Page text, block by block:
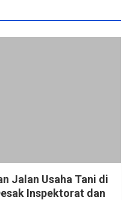
Jalan Usaha Tani di
Inspektorat dan